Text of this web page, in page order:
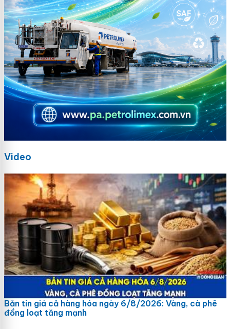
Video
Bản tin giá cả hàng hóa ngày 6/8/2026: Vàng, cà phê
đồng loạt tăng mạnh